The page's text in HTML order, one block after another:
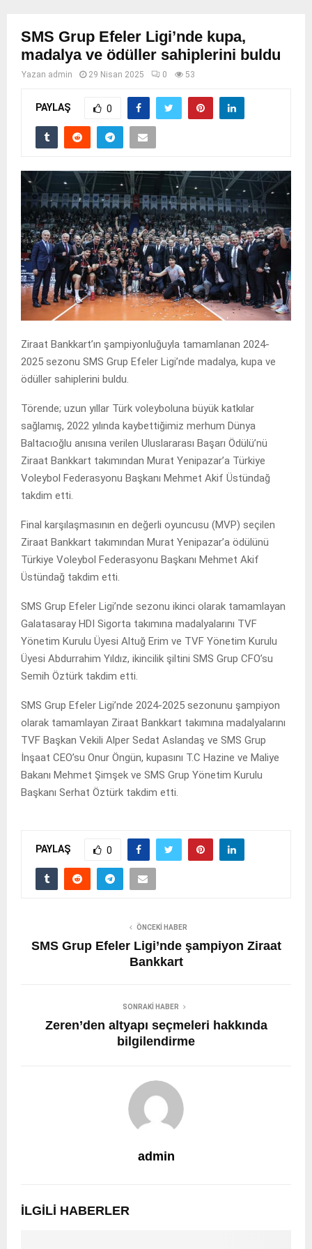
SMS Grup Efeler Ligi’nde kupa,
madalya ve ödüller sahiplerini buldu
Yazan admin 29 Nisan 2025 0 53
PAYLAŞ 0
Ziraat Bankkart’ın şampiyonluğuyla tamamlanan 2024-
2025 sezonu SMS Grup Efeler Ligi’nde madalya, kupa ve
ödüller sahiplerini buldu.
Törende; uzun yıllar Türk voleyboluna büyük katkılar
sağlamış, 2022 yılında kaybettiğimiz merhum Dünya
Baltacıoğlu anısına verilen Uluslararası Başarı Ödülü’nü
Ziraat Bankkart takımından Murat Yenipazar’a Türkiye
Voleybol Federasyonu Başkanı Mehmet Akif Üstündağ
takdim etti.
Final karşılaşmasının en değerli oyuncusu (MVP) seçilen
Ziraat Bankkart takımından Murat Yenipazar’a ödülünü
Türkiye Voleybol Federasyonu Başkanı Mehmet Akif
Üstündağ takdim etti.
SMS Grup Efeler Ligi’nde sezonu ikinci olarak tamamlayan
Galatasaray HDI Sigorta takımına madalyalarını TVF
Yönetim Kurulu Üyesi Altuğ Erim ve TVF Yönetim Kurulu
Üyesi Abdurrahim Yıldız, ikincilik şiltini SMS Grup CFO’su
Semih Öztürk takdim etti.
SMS Grup Efeler Ligi’nde 2024-2025 sezonunu şampiyon
olarak tamamlayan Ziraat Bankkart takımına madalyalarını
TVF Başkan Vekili Alper Sedat Aslandaş ve SMS Grup
İnşaat CEO’su Onur Öngün, kupasını T.C Hazine ve Maliye
Bakanı Mehmet Şimşek ve SMS Grup Yönetim Kurulu
Başkanı Serhat Öztürk takdim etti.
PAYLAŞ 0
ÖNCEKI HABER
SMS Grup Efeler Ligi’nde şampiyon Ziraat
Bankkart
SONRAKI HABER
Zeren’den altyapı seçmeleri hakkında
bilgilendirme
admin
İLGILI HABERLER